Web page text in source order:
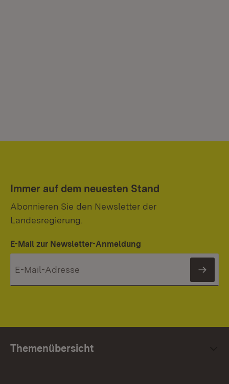
Immer auf dem neuesten Stand
Abonnieren Sie den Newsletter der
Landesregierung.
E-Mail zur Newsletter-Anmeldung
Themenübersicht